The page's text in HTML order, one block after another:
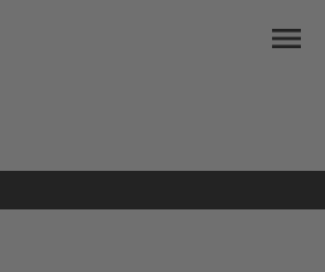
menu